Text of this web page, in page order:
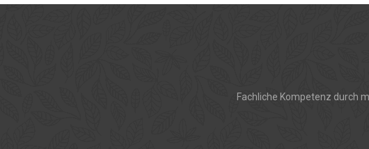
Fachliche Kompetenz durch